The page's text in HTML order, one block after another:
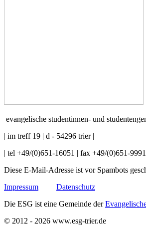
evangelische studentinnen- und
| im treff 19 | d - 54296 trier |
| tel +49/(0)651-16051 | fax +49/(0)651-
Diese E-Mail-Adresse ist vor Spambots
Impressum
Datenschutz
Die ESG ist eine Gemeinde der
© 2012 - 2026 www.esg-trier.de